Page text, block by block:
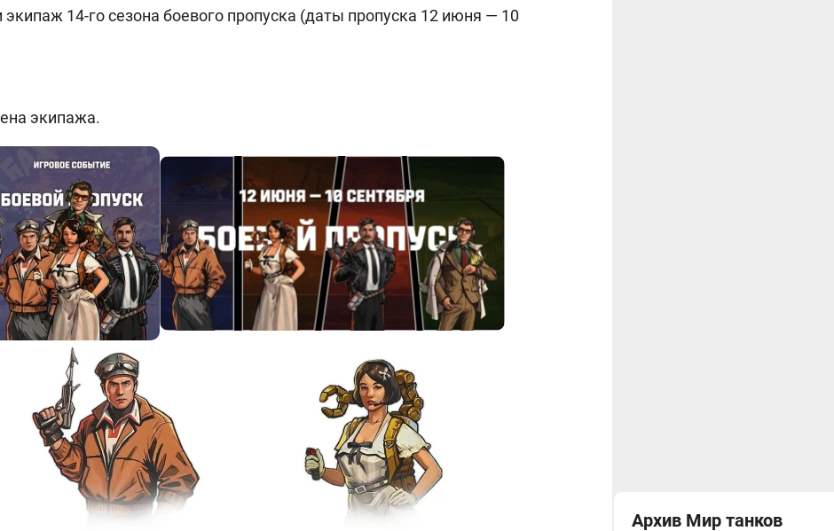
14-го сезона боевого пропуска (даты пропуска 12 июня — 10
экипажа.
Архив Мир танков